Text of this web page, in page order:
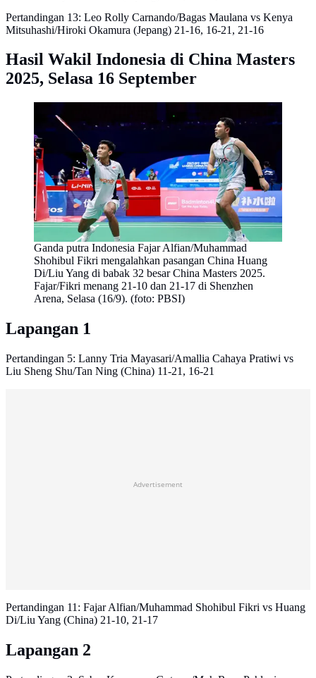
Pertandingan 13: Leo Rolly Carnando/Bagas Maulana vs Kenya
Mitsuhashi/Hiroki Okamura (Jepang) 21-16, 16-21, 21-16
Hasil Wakil Indonesia di China Masters
2025, Selasa 16 September
Ganda putra Indonesia Fajar Alfian/Muhammad
Shohibul Fikri mengalahkan pasangan China Huang
Di/Liu Yang di babak 32 besar China Masters 2025.
Fajar/Fikri menang 21-10 dan 21-17 di Shenzhen
Arena, Selasa (16/9). (foto: PBSI)
Lapangan 1
Pertandingan 5: Lanny Tria Mayasari/Amallia Cahaya Pratiwi vs
Liu Sheng Shu/Tan Ning (China) 11-21, 16-21
Advertisement
Pertandingan 11: Fajar Alfian/Muhammad Shohibul Fikri vs Huang
Di/Liu Yang (China) 21-10, 21-17
Lapangan 2